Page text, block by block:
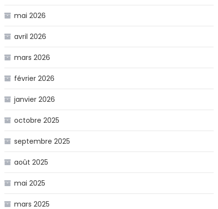
mai 2026
avril 2026
mars 2026
février 2026
janvier 2026
octobre 2025
septembre 2025
août 2025
mai 2025
mars 2025